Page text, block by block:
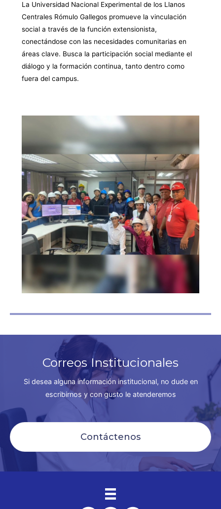
La Universidad Nacional Experimental de los Llanos
Centrales Rómulo Gallegos promueve la vinculación
social a través de la función extensionista,
conectándose con las necesidades comunitarias en
áreas clave. Busca la participación social mediante el
diálogo y la formación continua, tanto dentro como
fuera del campus.
Correos Institucionales
Si desea alguna información institucional, no dude en
escribirnos y con gusto le atenderemos
Contáctenos